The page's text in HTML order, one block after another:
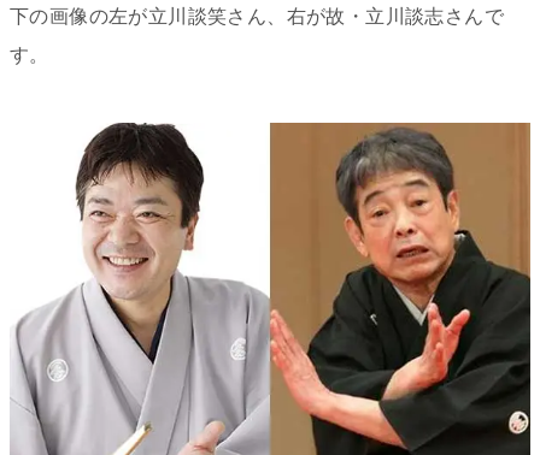
下の画像の左が立川談笑さん、右が故・立川談志さんで
す。